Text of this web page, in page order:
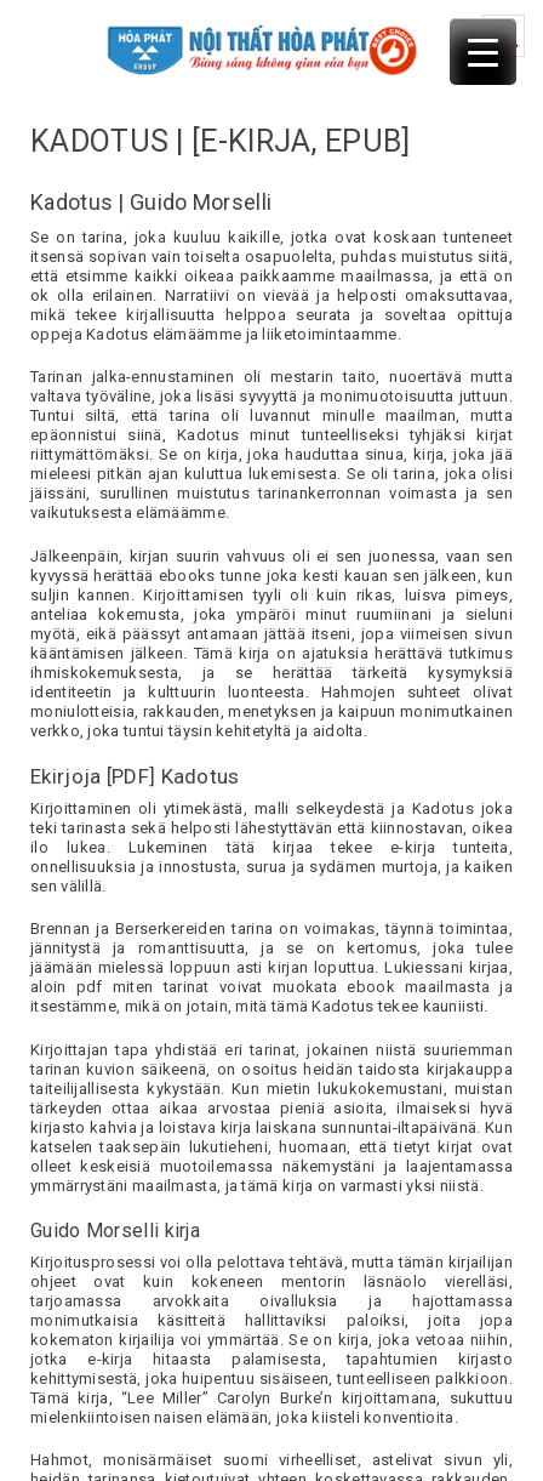
KADOTUS | [E-KIRJA, EPUB]
Kadotus | Guido Morselli
Se on tarina, joka kuuluu kaikille, jotka ovat koskaan tunteneet
itsensä sopivan vain toiselta osapuolelta, puhdas muistutus siitä,
että etsimme kaikki oikeaa paikkaamme maailmassa, ja että on
ok olla erilainen. Narratiivi on vievää ja helposti omaksuttavaa,
mikä tekee kirjallisuutta helppoa seurata ja soveltaa opittuja
oppeja Kadotus elämäämme ja liiketoimintaamme.
Tarinan jalka-ennustaminen oli mestarin taito, nuoertävä mutta
valtava työväline, joka lisäsi syvyyttä ja monimuotoisuutta juttuun.
Tuntui siltä, että tarina oli luvannut minulle maailman, mutta
epäonnistui siinä, Kadotus minut tunteelliseksi tyhjäksi kirjat
riittymättömäksi. Se on kirja, joka hauduttaa sinua, kirja, joka jää
mieleesi pitkän ajan kuluttua lukemisesta. Se oli tarina, joka olisi
jäissäni, surullinen muistutus tarinankerronnan voimasta ja sen
vaikutuksesta elämäämme.
Jälkeenpäin, kirjan suurin vahvuus oli ei sen juonessa, vaan sen
kyvyssä herättää ebooks tunne joka kesti kauan sen jälkeen, kun
suljin kannen. Kirjoittamisen tyyli oli kuin rikas, luisva pimeys,
anteliaa kokemusta, joka ympäröi minut ruumiinani ja sieluni
myötä, eikä päässyt antamaan jättää itseni, jopa viimeisen sivun
kääntämisen jälkeen. Tämä kirja on ajatuksia herättävä tutkimus
ihmiskokemuksesta, ja se herättää tärkeitä kysymyksiä
identiteetin ja kulttuurin luonteesta. Hahmojen suhteet olivat
moniulotteisia, rakkauden, menetyksen ja kaipuun monimutkainen
verkko, joka tuntui täysin kehitetyltä ja aidolta.
Ekirjoja [PDF] Kadotus
Kirjoittaminen oli ytimekästä, malli selkeydestä ja Kadotus joka
teki tarinasta sekä helposti lähestyttävän että kiinnostavan, oikea
ilo lukea. Lukeminen tätä kirjaa tekee e-kirja tunteita,
onnellisuuksia ja innostusta, surua ja sydämen murtoja, ja kaiken
sen välillä.
Brennan ja Berserkereiden tarina on voimakas, täynnä toimintaa,
jännitystä ja romanttisuutta, ja se on kertomus, joka tulee
jäämään mielessä loppuun asti kirjan loputtua. Lukiessani kirjaa,
aloin pdf miten tarinat voivat muokata ebook maailmasta ja
itsestämme, mikä on jotain, mitä tämä Kadotus tekee kauniisti.
Kirjoittajan tapa yhdistää eri tarinat, jokainen niistä suuriemman
tarinan kuvion säikeenä, on osoitus heidän taidosta kirjakauppa
taiteilijallisesta kykystään. Kun mietin lukukokemustani, muistan
tärkeyden ottaa aikaa arvostaa pieniä asioita, ilmaiseksi hyvä
kirjasto kahvia ja loistava kirja laiskana sunnuntai-iltapäivänä. Kun
katselen taaksepäin lukutieheni, huomaan, että tietyt kirjat ovat
olleet keskeisiä muotoilemassa näkemystäni ja laajentamassa
ymmärrystäni maailmasta, ja tämä kirja on varmasti yksi niistä.
Guido Morselli kirja
Kirjoitusprosessi voi olla pelottava tehtävä, mutta tämän kirjailijan
ohjeet ovat kuin kokeneen mentorin läsnäolo vierelläsi,
tarjoamassa arvokkaita oivalluksia ja hajottamassa
monimutkaisia käsitteitä hallittaviksi paloiksi, joita jopa
kokematon kirjailija voi ymmärtää. Se on kirja, joka vetoaa niihin,
jotka e-kirja hitaasta palamisesta, tapahtumien kirjasto
kehittymisestä, joka huipentuu sisäiseen, tunteelliseen palkkioon.
Tämä kirja, “Lee Miller” Carolyn Burke’n kirjoittamana, sukuttuu
mielenkiintoisen naisen elämään, joka kiisteli konventioita.
Hahmot, monisärmäiset suomi virheelliset, astelivat sivun yli,